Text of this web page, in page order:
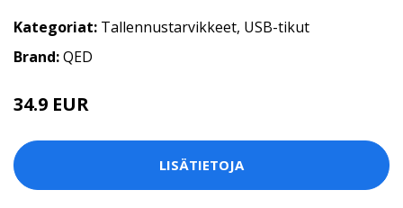
Kategoriat: Tallennustarvikkeet, USB-tikut
Brand:QED
34.9 EUR
LISÄTIETOJA